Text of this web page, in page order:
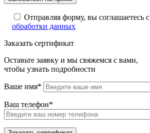
Отправляя форму, вы соглашаетесь с
обработки данных
Заказать сертификат
Оставьте заявку и мы свяжемся с вами,
чтобы узнать подробности
Ваше имя*
Ваш телефон*